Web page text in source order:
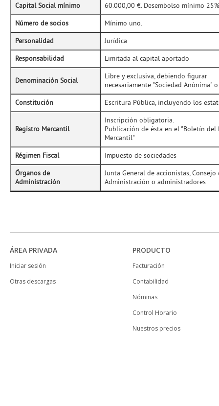
Capital Social mínimo 60.000,00 €. Desembolso mínimo
Número de socios Mínimo uno.
Personalidad Jurídica
Responsabilidad Limitada al capital aportado
Denominación Social
Libre y exclusiva, debiendo figurar
necesariamente "Sociedad Anónima" o
Constitución Escritura Pública, incluyendo los
Registro Mercantil
Inscripción obligatoria.
Publicación de ésta en el "Boletín del
Mercantil"
Régimen Fiscal Impuesto de sociedades
Órganos de
Administración
Junta General de accionistas, Consejo
Administración o administradores
ÁREA PRIVADA
Iniciar sesión
Otras descargas
PRODUCTO
Facturación
Contabilidad
Nóminas
Control Horario
Nuestros precios